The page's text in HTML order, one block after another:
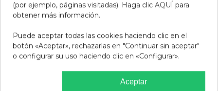
COMFORSIL TALON
GAFAS PRESBICIA BADS
LEOPARDO VERDE +2.00
(por ejemplo, páginas visitadas). Haga clic AQUÍ para
obtener más información.
Puede aceptar todas las cookies haciendo clic en el
botón «Aceptar», rechazarlas en "Continuar sin aceptar"
o configurar su uso haciendo clic en «Configurar».
Aceptar